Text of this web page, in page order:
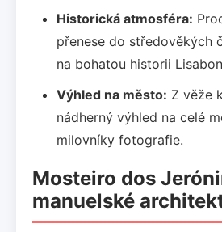
Historická atmosféra:
přenese do středověkých
na bohatou historii
Výhled na město: Z věže
nádherný výhled na celé
milovníky fotografie.
Mosteiro dos
manuelské